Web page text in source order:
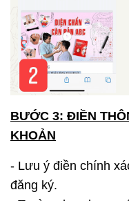
BƯỚC 3: ĐIỀN
KHOẢN
- Lưu ý điền chính
đăng ký.